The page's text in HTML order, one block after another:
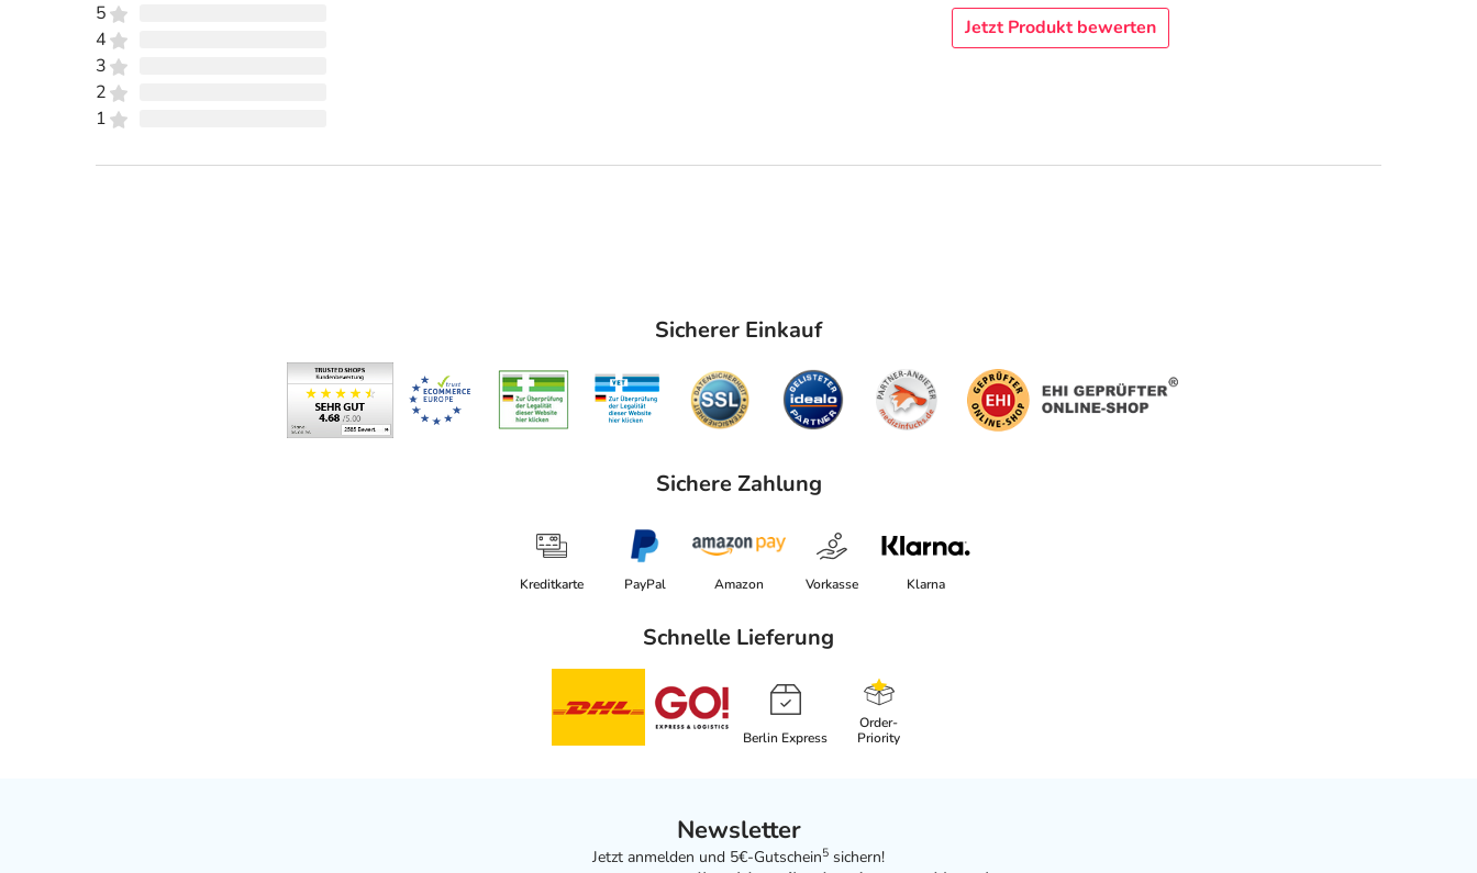
5
4
3
2
1
Jetzt Produkt bewerten
Sicherer Einkauf
Sichere Zahlung
Kreditkarte PayPal Amazon Vorkasse Klarna
Schnelle Lieferung
Berlin Express
Order-
Priority
Newsletter
Jetzt anmelden und 5€-Gutschein5 sichern!